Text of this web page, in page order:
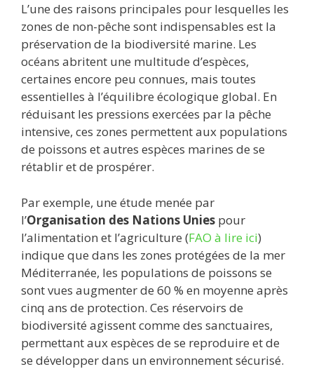
L’une des raisons principales pour lesquelles les
zones de non-pêche sont indispensables est la
préservation de la biodiversité marine. Les
océans abritent une multitude d’espèces,
certaines encore peu connues, mais toutes
essentielles à l’équilibre écologique global. En
réduisant les pressions exercées par la pêche
intensive, ces zones permettent aux populations
de poissons et autres espèces marines de se
rétablir et de prospérer.
Par exemple, une étude menée par
l’Organisation des Nations Unies pour
l’alimentation et l’agriculture (FAO à lire ici)
indique que dans les zones protégées de la mer
Méditerranée, les populations de poissons se
sont vues augmenter de 60 % en moyenne après
cinq ans de protection. Ces réservoirs de
biodiversité agissent comme des sanctuaires,
permettant aux espèces de se reproduire et de
se développer dans un environnement sécurisé.